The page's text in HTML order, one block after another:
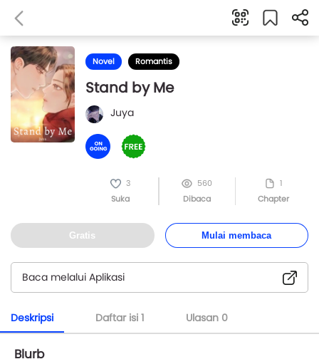
Novel Romantis
Stand by Me
Juya
3
Suka
560
Dibaca
1
Chapter
Gratis Mulai membaca
Baca melalui Aplikasi
Deskripsi Daftar isi 1 Ulasan 0
Blurb